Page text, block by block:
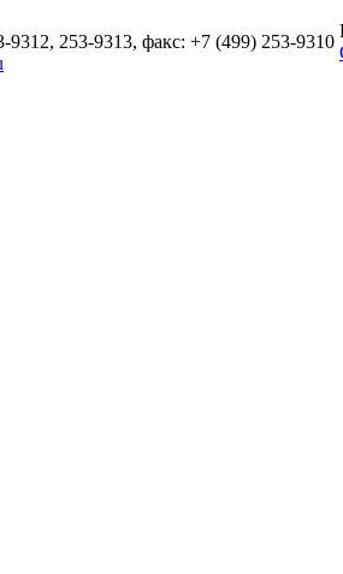
9312, 253-9313, факс: +7 (499) 253-9310